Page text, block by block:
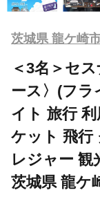
茨城県 龍ケ崎
＜3名＞セ
ース〉(フラ
イト 旅行
ケット 飛行
レジャー 観
茨城県 龍ケ